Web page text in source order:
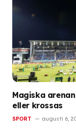
Magiska
eller krossas
SPORT augusti 6,